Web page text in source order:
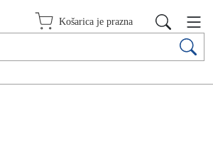
Košarica je prazna